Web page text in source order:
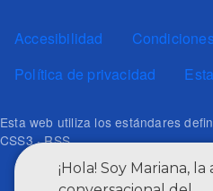
Pie de página
Accesibilidad
Política de privacidad
Esta web utiliza los estándares
CSS3 · RSS